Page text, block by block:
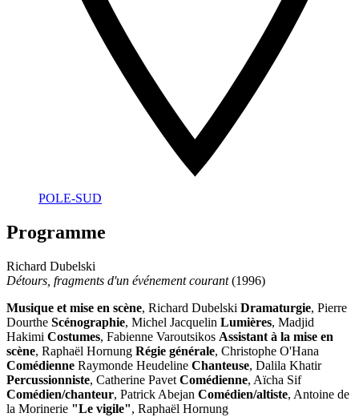
POLE-SUD
Programme
Richard Dubelski
Détours, fragments d'un événement courant(1996)
Musique et mise en scène, Richard Dubelski Dramaturgie, Pierre
Dourthe Scénographie, Michel Jacquelin Lumières, Madjid
Hakimi Costumes, Fabienne Varoutsikos Assistant à la mise en
scène, Raphaël Hornung Régie générale, Christophe O'Hana
Comédienne Raymonde Heudeline Chanteuse, Dalila Khatir
Percussionniste, Catherine Pavet Comédienne, Aïcha Sif
Comédien/chanteur, Patrick Abejan Comédien/altiste, Antoine de
la Morinerie "Le vigile", Raphaël Hornung